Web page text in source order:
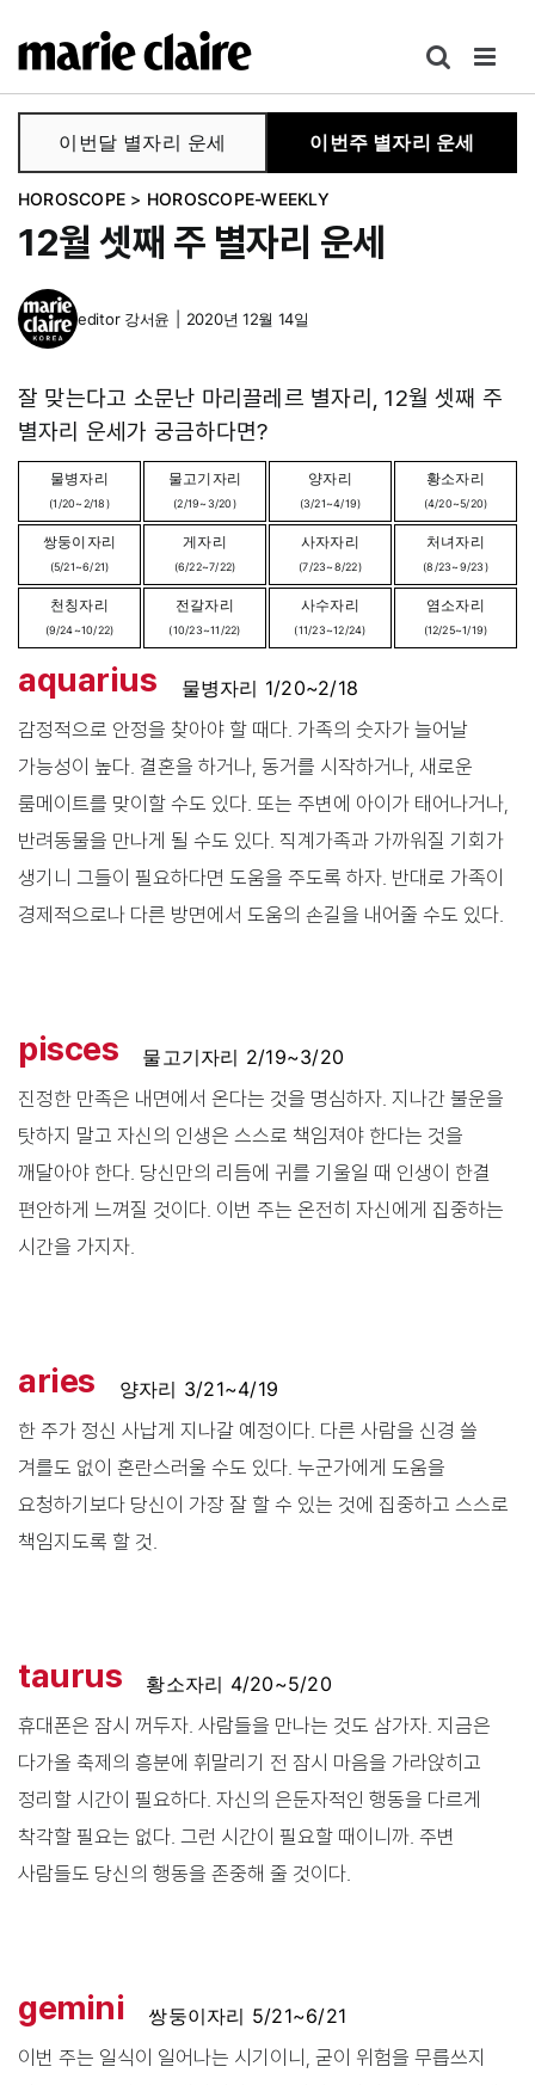
텐
로
너
이번달 별자리 운세 이번주 별자리 운세
HOROSCOPE > HOROSCOPE-WEEKLY
12월 셋째 주 별자리 운세
editor 강서윤 2020년 12월 14일
잘 맞는다고 소문난 마리끌레르 별자리, 12월 셋째 주
별자리 운세가 궁금하다면?
물병자리
(1/20~2/18)
물고기자리
(2/19~3/20)
양자리
(3/21~4/19)
황소자리
(4/20~5/20)
쌍둥이자리
(5/21~6/21)
게자리
(6/22~7/22)
사자자리
(7/23~8/22)
처녀자리
(8/23~9/23)
천칭자리
(9/24~10/22)
전갈자리
(10/23~11/22)
사수자리
(11/23~12/24)
염소자리
(12/25~1/19)
aquarius
물병자리 1/20~2/18
감정적으로 안정을 찾아야 할 때다. 가족의 숫자가 늘어날
가능성이 높다. 결혼을 하거나, 동거를 시작하거나, 새로운
룸메이트를 맞이할 수도 있다. 또는 주변에 아이가 태어나거나,
반려동물을 만나게 될 수도 있다. 직계가족과 가까워질 기회가
생기니 그들이 필요하다면 도움을 주도록 하자. 반대로 가족이
경제적으로나 다른 방면에서 도움의 손길을 내어줄 수도 있다.
pisces
물고기자리 2/19~3/20
진정한 만족은 내면에서 온다는 것을 명심하자. 지나간 불운을
탓하지 말고 자신의 인생은 스스로 책임져야 한다는 것을
깨달아야 한다. 당신만의 리듬에 귀를 기울일 때 인생이 한결
편안하게 느껴질 것이다. 이번 주는 온전히 자신에게 집중하는
시간을 가지자.
aries
양자리 3/21~4/19
한 주가 정신 사납게 지나갈 예정이다. 다른 사람을 신경 쓸
겨를도 없이 혼란스러울 수도 있다. 누군가에게 도움을
요청하기보다 당신이 가장 잘 할 수 있는 것에 집중하고 스스로
책임지도록 할 것.
taurus
황소자리 4/20~5/20
휴대폰은 잠시 꺼두자. 사람들을 만나는 것도 삼가자. 지금은
다가올 축제의 흥분에 휘말리기 전 잠시 마음을 가라앉히고
정리할 시간이 필요하다. 자신의 은둔자적인 행동을 다르게
착각할 필요는 없다. 그런 시간이 필요할 때이니까. 주변
사람들도 당신의 행동을 존중해 줄 것이다.
gemini
쌍둥이자리 5/21~6/21
이번 주는 일식이 일어나는 시기이니, 굳이 위험을 무릅쓰지